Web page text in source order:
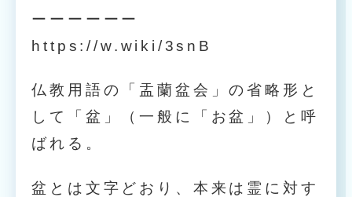
ーーーーーー
https://w.wiki/3snB
仏教用語の「盂蘭盆会」の省略形と
して「盆」（一般に「お盆」）と呼
ばれる。
盆とは文字どおり、本来は霊に対す